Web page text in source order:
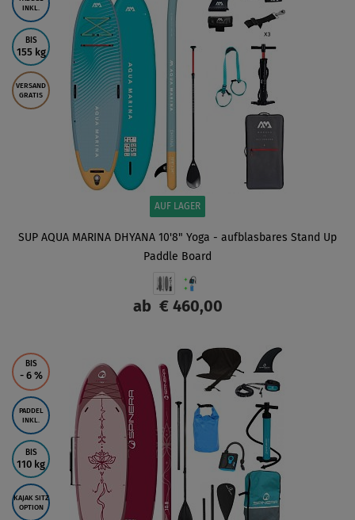
INKL.
BIS
155 kg
VERSAND
GRATIS
AUF LAGER
SUP AQUA MARINA DHYANA 10'8" Yoga - aufblasbares Stand Up
Paddle Board
ab € 460,00
ANZEIGEN
BIS
- 6 %
PADDEL
INKL.
BIS
110 kg
KAJAK SITZ
OPTION